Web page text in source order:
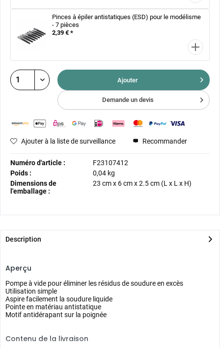
Pinces à épiler antistatiques (ESD) pour le modélisme
- 7 pièces
2,39 € *
Ajouter
Demande un devis
Ajouter à la liste de surveillance Recommander
Numéro d'article :
F23107412
Poids :
0,04 kg
Dimensions de
l'emballage :
23 cmx 6 cmx2.5 cm (L x L x H)
Description
Aperçu
Pompe à vide pour éliminer les résidus de soudure en excès
Utilisation simple
Aspire facilement la soudure liquide
Pointe en matériau antistatique
Motif antidérapant sur la poignée
Contenu de la livraison